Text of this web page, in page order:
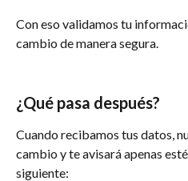
Con eso validamos tu
cambio de manera segura.
¿Qué pasa después?
Cuando recibamos tus datos,
cambio y te avisará apenas
siguiente: